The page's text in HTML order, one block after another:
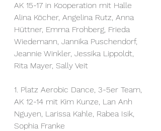
AK 15-17 in Kooperation mit Halle
Alina Köcher, Angelina Rutz, Anna
Hüttner, Emma Frohberg, Frieda
Wiedemann, Jannika Puschendorf,
Jeannie Winkler, Jessika Lippoldt,
Rita Mayer, Sally Veit
1. Platz Aerobic Dance, 3-5er Team,
AK 12-14 mit Kim Kunze, Lan Anh
Nguyen, Larissa Kahle, Rabea Isik,
Sophia Franke